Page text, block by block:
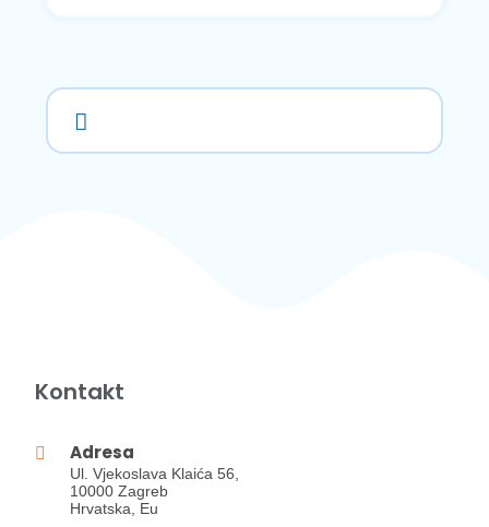
Kontakt
Adresa
Ul. Vjekoslava Klaića 56,
10000 Zagreb
Hrvatska, Eu